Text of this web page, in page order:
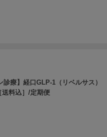
診療】経口GLP-1（リベルサス）
料込］/定期便